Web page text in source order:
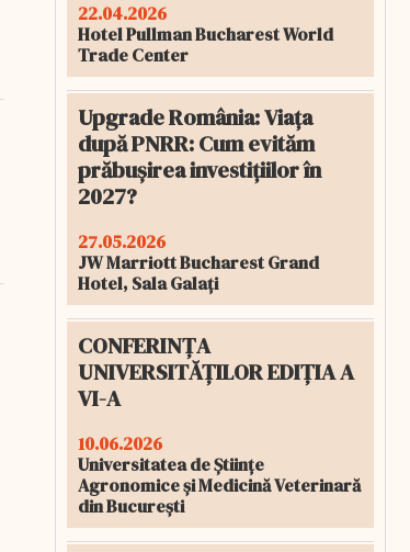
22.04.2026
Hotel Pullman Bucharest World
Trade Center
Upgrade România: Viața
după PNRR: Cum evităm
prăbușirea investițiilor în
2027?
27.05.2026
JW Marriott Bucharest Grand
Hotel, Sala Galați
CONFERINȚA
UNIVERSITĂȚILOR EDIȚIA A
VI-A
10.06.2026
Universitatea de Științe
Agronomice și Medicină Veterinară
din București